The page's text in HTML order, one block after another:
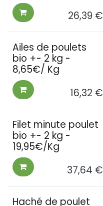
26,39 €
Ailes de poulets
bio +- 2 kg -
8,65€/ Kg
16,32 €
Filet minute poulet
bio +- 2 kg -
19,95€/Kg
37,64 €
Haché de poulet